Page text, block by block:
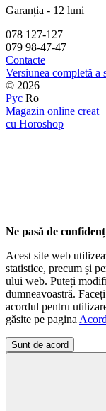
Garanția - 12 luni
078 127-127
079 98-47-47
Contacte
Versiunea completă a
© 2026
Рус Ro
Magazin online creat
cu Horoshop
Ne pasă de
Acest site web
statistice, precum și
ului web. Puteți
dumneavoastră.
acordul pentru
găsite pe pagina
Sunt de acord